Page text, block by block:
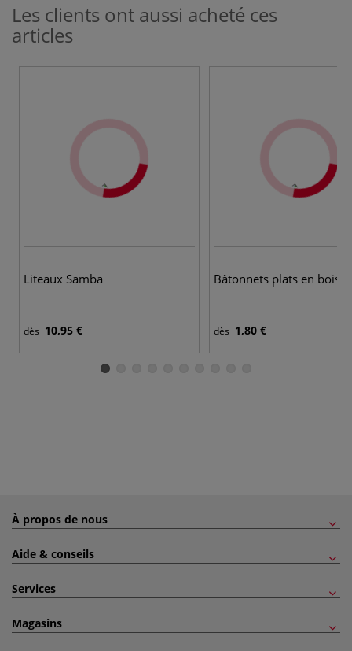
Les clients ont aussi acheté ces
articles
Liteaux Samba
dès 10,95 €
Bâtonnets plats en bois
dès 1,80 €
À propos de nous
Aide & conseils
Services
Magasins